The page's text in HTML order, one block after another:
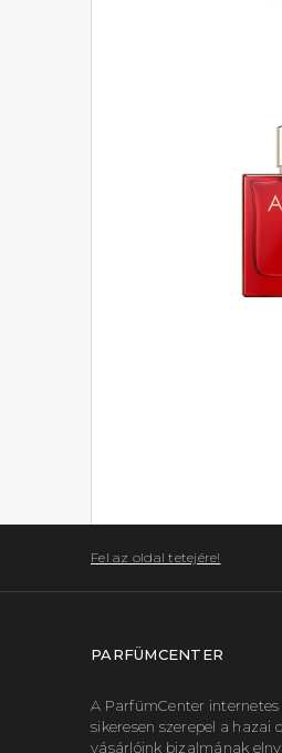
Fel az oldal tetejére!
PARFÜMCENTER
A ParfümCenter
sikeresen szerepel a hazai
vásárlóink bizalmának